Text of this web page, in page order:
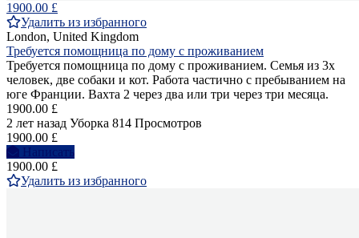
1900.00 £
Удалить из избранного
London, United Kingdom
Требуется помощница по дому с проживанием
Требуется помощница по дому с проживанием. Семья из 3х
человек, две собаки и кот. Работа частично с пребыванием на
юге Франции. Вахта 2 через два или три через три месяца.
1900.00 £
2 лет назад Уборка 814 Просмотров
1900.00 £
Написать
1900.00 £
Удалить из избранного